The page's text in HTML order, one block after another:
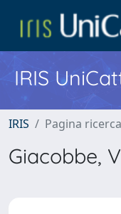
IRIS
IRIS Pagina
Giacobbe,